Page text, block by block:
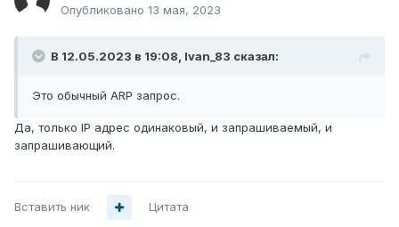
Опубликовано 13 мая, 2023
В 12.05.2023 в 19:08, Ivan_83 сказал:
Это обычный ARP запрос.
Да, только IP адрес одинаковый, и запрашиваемый, и
запрашивающий.
Вставить ник Цитата